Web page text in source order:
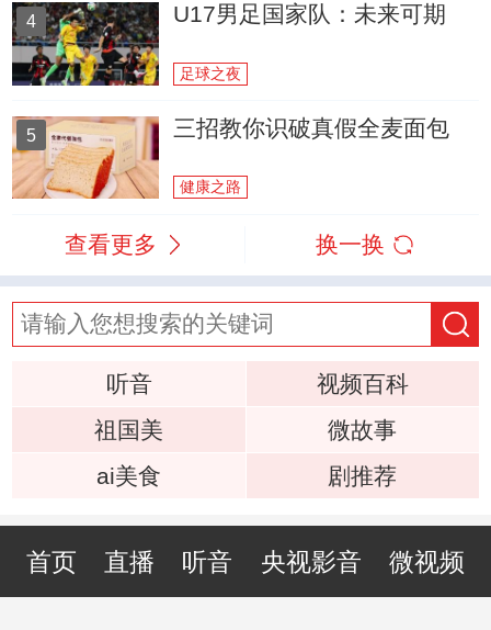
4 U17男足国家队：未来可期
足球之夜
5 三招教你识破真假全麦面包
健康之路
查看更多 换一换
听音
视频百科
祖国美
微故事
ai美食
剧推荐
首页 直播 听音 央视影音 微视频